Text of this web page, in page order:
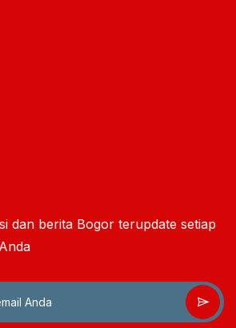
dan berita Bogor terupdate setiap